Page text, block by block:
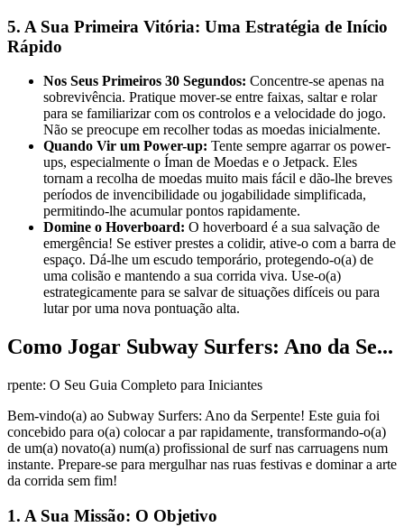
5. A Sua Primeira Vitória: Uma Estratégia de Início
Rápido
Nos Seus Primeiros 30 Segundos: Concentre-se apenas na
sobrevivência. Pratique mover-se entre faixas, saltar e rolar
para se familiarizar com os controlos e a velocidade do jogo.
Não se preocupe em recolher todas as moedas inicialmente.
Quando Vir um Power-up: Tente sempre agarrar os power-
ups, especialmente o Íman de Moedas e o Jetpack. Eles
tornam a recolha de moedas muito mais fácil e dão-lhe breves
períodos de invencibilidade ou jogabilidade simplificada,
permitindo-lhe acumular pontos rapidamente.
Domine o Hoverboard: O hoverboard é a sua salvação de
emergência! Se estiver prestes a colidir, ative-o com a barra de
espaço. Dá-lhe um escudo temporário, protegendo-o(a) de
uma colisão e mantendo a sua corrida viva. Use-o(a)
estrategicamente para se salvar de situações difíceis ou para
lutar por uma nova pontuação alta.
Como Jogar Subway Surfers: Ano da Se...
rpente: O Seu Guia Completo para Iniciantes
Bem-vindo(a) ao Subway Surfers: Ano da Serpente! Este guia foi
concebido para o(a) colocar a par rapidamente, transformando-o(a)
de um(a) novato(a) num(a) profissional de surf nas carruagens num
instante. Prepare-se para mergulhar nas ruas festivas e dominar a arte
da corrida sem fim!
1. A Sua Missão: O Objetivo